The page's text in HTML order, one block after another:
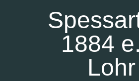
1884
Lohr